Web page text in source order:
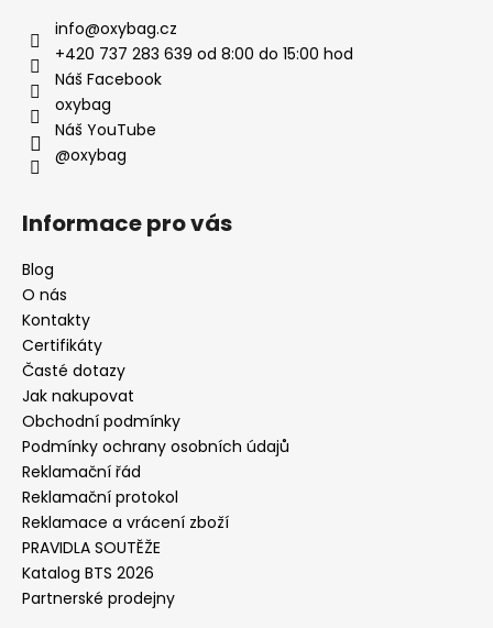
info@oxybag.cz
+420 737 283 639 od 8:00 do 15:00 hod
Náš Facebook
oxybag
Náš YouTube
@oxybag
Informace pro vás
Blog
O nás
Kontakty
Certifikáty
Časté dotazy
Jak nakupovat
Obchodní podmínky
Podmínky ochrany osobních údajů
Reklamační řád
Reklamační protokol
Reklamace a vrácení zboží
PRAVIDLA SOUTĚŽE
Katalog BTS 2026
Partnerské prodejny